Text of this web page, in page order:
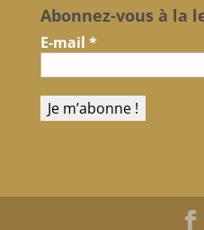
Abonnez-vous à la
E-mail *